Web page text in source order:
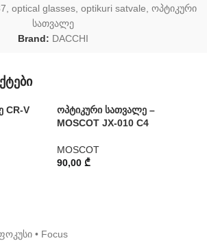
, optical glasses, optikuri satvale, ოპტიკური
სათვალე
Brand: DACCHI
CR-V
ოპტიკური სათვალე –
MOSCOT JX-010 C4
MOSCOT
90,00 ₾
• Focus